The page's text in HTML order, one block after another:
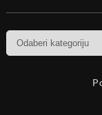
Kategorije